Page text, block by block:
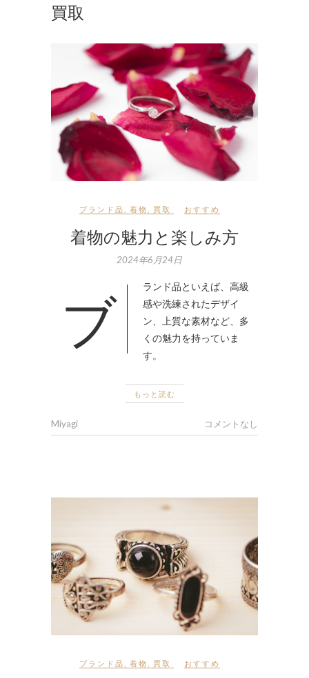
買取
ブランド品 着物 買取 おすすめ
着物の魅力と楽しみ方
2024年6月24日
ブランド品といえば、高級
感や洗練されたデザイ
ン、上質な素材など、多
くの魅力を持っていま
す。
もっと読む
Miyagi コメントなし
ブランド品 着物 買取 おすすめ